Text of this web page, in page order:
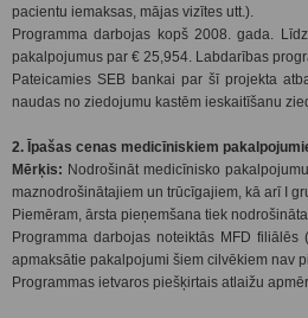
pacientu iemaksas, mājas vizītes utt.).
Programma darbojas kopš 2008. gada.
pakalpojumus par € 25,954. Labdarības
Pateicamies SEB bankai par šī projekta
naudas no ziedojumu kastēm ieskaitīšanu
2. Īpašas cenas medicīniskiem
Mērķis: Nodrošināt medicīnisko
maznodrošinātajiem un trūcīgajiem, kā arī I
Piemēram, ārsta pieņemšana tiek
Programma darbojas noteiktās MFD
apmaksātie pakalpojumi šiem cilvēkiem nav
Programmas ietvaros piešķirtais atlaižu